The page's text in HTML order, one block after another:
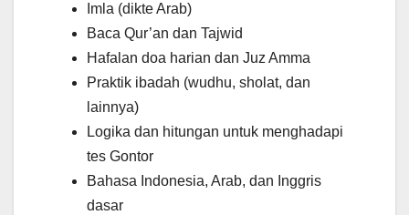
Imla (dikte Arab)
Baca Qur’an dan Tajwid
Hafalan doa harian dan Juz Amma
Praktik ibadah (wudhu, sholat, dan
lainnya)
Logika dan hitungan untuk menghadapi
tes Gontor
Bahasa Indonesia, Arab, dan Inggris
dasar